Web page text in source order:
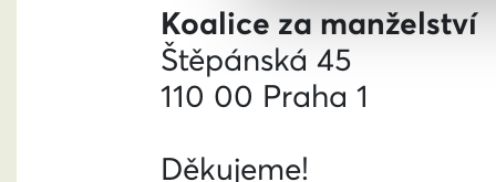
Koalice za manželství
Štěpánská 45
110 00 Praha 1
Děkujeme!